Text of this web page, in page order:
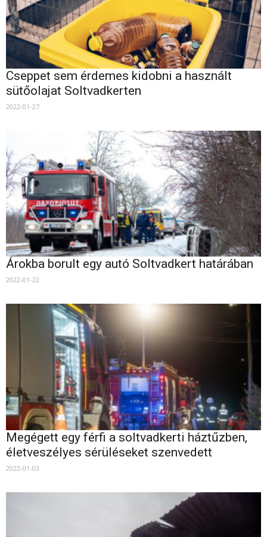
Cseppet sem érdemes kidobni a használt
sütőolajat Soltvadkerten
2022-01-27
Árokba borult egy autó Soltvadkert határában
2022-01-22
Megégett egy férfi a soltvadkerti háztűzben,
életveszélyes sérüléseket szenvedett
2022-01-03